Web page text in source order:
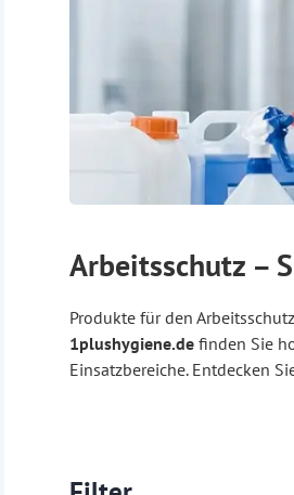
Arbeitsschutz –
Produkte für den
1plushygiene.de finden Sie
Einsatzbereiche. Entdecken